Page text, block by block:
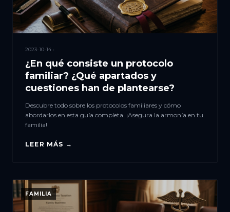
2023-10-14 •
¿En qué consiste un protocolo
familiar? ¿Qué apartados y
cuestiones han de plantearse?
Descubre todo sobre los protocolos familiares y cómo
abordarlos en esta guía completa. ¡Asegura la armonía en tu
familia!
LEER MÁS →
FAMILIA